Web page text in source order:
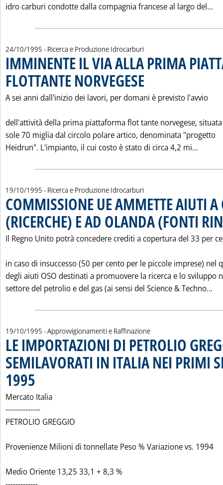
idro carburi condotte dalla compagnia francese al largo del...
24/10/1995 - Ricerca e Produzione Idrocarburi
IMMINENTE IL VIA ALLA PRIMA
FLOTTANTE NORVEGESE
A sei anni dall'inizio dei lavori, per domani è previsto l'avvio
dell'attività della prima piattaforma flot tante norvegese,
sole 70 miglia dal circolo polare artico, denominata "progetto
Heidrun". L'impianto, il cui costo è stato di circa 4,2 mi...
19/10/1995 - Ricerca e Produzione Idrocarburi
COMMISSIONE UE AMMETTE AIUTI A
(RICERCHE) E AD OLANDA (FONTI
Il Regno Unito potrà concedere crediti a copertura del 33 per
in caso di insuccesso (50 per cento per le piccole imprese) nel
degli aiuti OSO destinati a promuovere la ricerca e lo sviluppo
settore del petrolio e del gas (ai sensi del Science & Techno...
19/10/1995 - Approvvigionamenti e Raffinazione
LE IMPORTAZIONI DI PETROLIO
SEMILAVORATI IN ITALIA NEI PRIMI
1995
Mercato Italia
--------------
PETROLIO GREGGIO
Provenienze Milioni di tonnellate Peso % Variazione vs. 1994
Medio Oriente 13,25 33,1 + 8,3 %